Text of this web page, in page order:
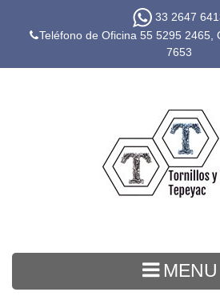
33 2647
Teléfono de Oficina 55 5295 2465,
7653
MENU